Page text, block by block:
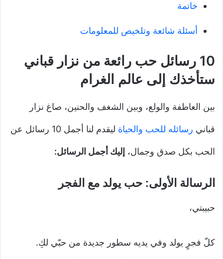
خاتمة
أسئلة شائعة وتلخيص للمعلومات
10 رسائل حب رائعة من نزار قباني
ستأخذك إلى عالم الغرام
بين العاطفة والولع، وبين الشغف والحنين، صاغ نزار
قباني رسائله للحب والحياة ليقدم لنا أجمل 10 رسائل عن
الحب بكل صدق وجمال، إليك أجمل الرسائل:
الرسالة الأولى: حب يولد مع الفجر
حبيبتي،
كلّ فجرٍ يولد وفي يديه سطور جديدة من حبّي لكِ.